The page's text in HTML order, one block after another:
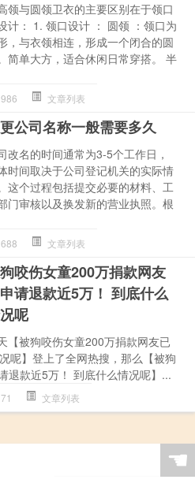
领与圆领卫衣的主要区别在于领口
计： 1. 领口设计 ： 圆领 ：领口为
，与衣领相连，形成一个闭合的圆
简单大方，适合休闲日常穿搭。 半
986 文章列表
公司名称一般需要多久
改名的时间通常为3-5个工作日，
时间取决于公司登记机关的实际情
这个过程包括提交必要的材料、工
门审核以及换发新的营业执照。根
688 文章列表
咬伤女童200万捐款网友
请退款近5万！ 到底什么
呢
【被狗咬伤女童200万捐款网友已
呢】登上了全网热搜，那么【被狗
退款近5万！ 到底什么情况呢】...
71 文章列表
☚